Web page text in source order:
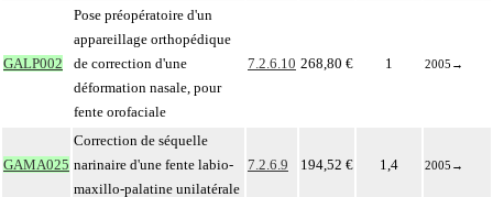
GALP002
Pose préopératoire d'un
appareillage orthopédique
de correction d'une
déformation nasale, pour
fente orofaciale
7.2.6.10 268,80 € 1 2005 →
GAMA025
Correction de séquelle
narinaire d'une fente labio-
maxillo-palatine unilatérale
7.2.6.9 194,52 € 1,4 2005 →